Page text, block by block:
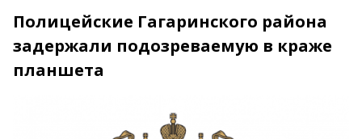
Полицейские Гагаринского района
задержали подозреваемую в краже
планшета